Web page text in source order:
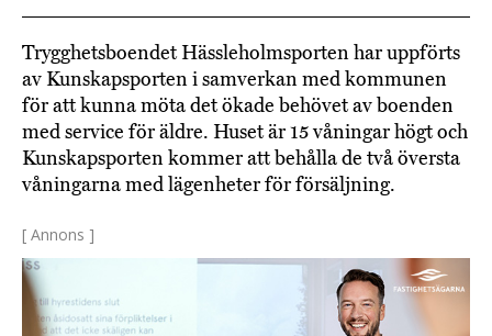
Trygghetsboendet Hässleholmsporten har uppförts
av Kunskapsporten i samverkan med kommunen
för att kunna möta det ökade behövet av boenden
med service för äldre. Huset är 15 våningar högt och
Kunskapsporten kommer att behålla de två översta
våningarna med lägenheter för försäljning.
[ Annons ]